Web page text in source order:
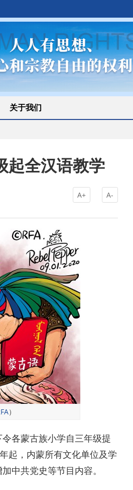
关于我们
起全汉语教学
A+ A-
）
各蒙古族小学自三年级提
起，内蒙所有文化单位及学
中共党史等节目内容。